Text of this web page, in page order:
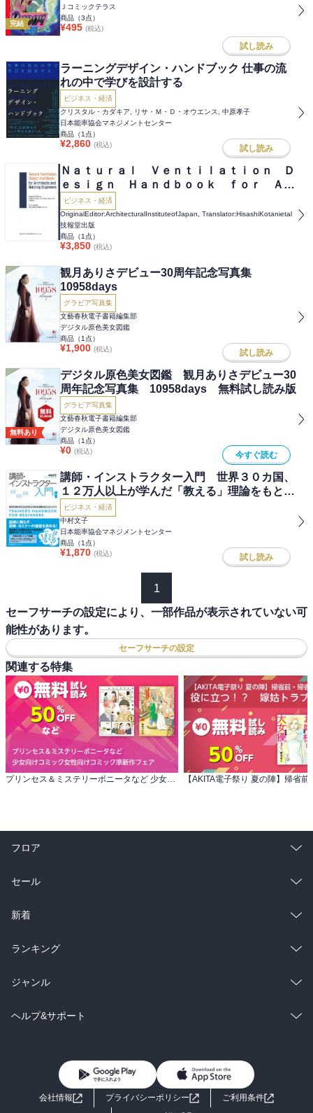
完結
Ｊコミックテラス
商品（3点）
¥495 (税込)
試し読み
ラーニングデザイン・ハンドブック 仕事の流
れの中で学びを設計する
ビジネス・経済
クリスタル・カダキア, リサ・Ｍ・Ｄ・オウエンス, 中原孝子
日本能率協会マネジメントセンター
商品（1 点）
¥2,860 (税込) 試し読み
Ｎａｔｕｒａｌ Ｖｅｎｔｉｌａｔｉｏｎ Ｄ
ｅｓｉｇｎ Ｈａｎｄｂｏｏｋ ｆｏｒ Ａｒ
ｃｈｉｔｅｃｔｓ ａｎｄ Ｂｕｉｌｄｉｎ
ｇ Ｅｎｇｉｎｅｅｒｓ
ビジネス・経済
OriginalEditor:ArchitecturalInstituteofJapan, Translator:HisashiKotanietal
技報堂出版
商品（1 点）
¥3,850 (税込)
観月ありさデビュー30周年記念写真集
10958days
グラビア写真集
文藝春秋電子書籍編集部
デジタル原色美女図鑑
商品（1 点）
¥1,900 (税込) 試し読み
無料あり
デジタル原色美女図鑑 観月ありさデビュー30
周年記念写真集 10958days 無料試し読み版
グラビア写真集
文藝春秋電子書籍編集部
デジタル原色美女図鑑
商品（1 点）
¥0 (税込) 今すぐ読む
講師・インストラクター入門 世界３０カ国、
１２万人以上が学んだ「教える」理論をもとに
したノウハウ
ビジネス・経済
中村文子
日本能率協会マネジメントセンター
商品（1 点）
¥1,870 (税込) 試し読み
1
セーフサーチの設定により、一部作品が表示されていない可
能性があります。
セーフサーチの設定
関連する特集
プリンセス＆ミステリーボニータなど 少女向けコミック女性向けコミック準新作フェア
フロア
総合
ラノベ
雑誌・グラビア
BL・TL
セール
総合
ラノベ
雑誌・グラビア
BL・TL
新着
総合
ラノベ
雑誌・グラビア
ランキング
総合
ラノベ
ジャンル
コミック
ライトノベル 男子向けラノベ
ヘルプ&サポート
よくあるご質問 お問い合わせ
会社情報 プライバシーポリシー
ご利用条件